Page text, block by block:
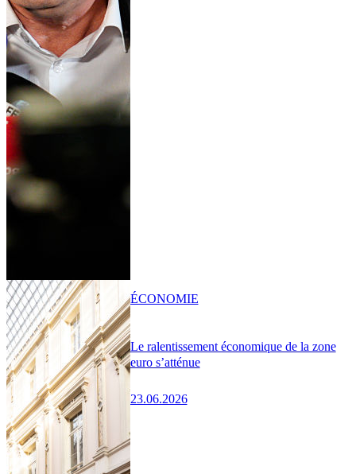
Le ralentissement économique de la zone
euro s’atténue
23.06.2026
ÉCONOMIE